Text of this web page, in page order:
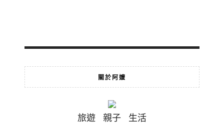
關於阿嬤
旅遊 親子 生活